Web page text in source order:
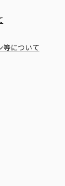
等について